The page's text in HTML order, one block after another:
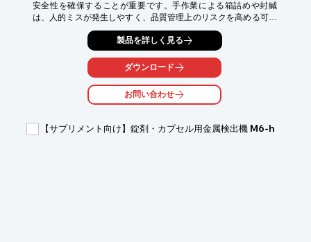
安全性を確保することが重要です。手作業による箱詰めや封緘
は、人的ミスが発生しやすく、品質管理上のリスクを高める可能
性があります。ナミックスカートナー『CNSCシリーズ』は、オ
ペレーターが製品やカートンを供給するだけで、「箱起こし」
「封緘」「排出」を自動で行います。
【活用シーン】
・医薬品の箱詰め工程
・品質管理部門での省力化
【導入の効果】
製品を詳しく見る
ダウンロード
お問い合わせ
【サプリメント向け】錠剤・カプセル用金属検出機 M6-h